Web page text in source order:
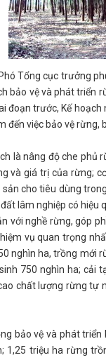
Tổng cục trưởng
bảo vệ và phát
đoạn trước, Kế
đến việc bảo vệ rừng,
là nâng độ che phủ
và giá trị của rừng;
sản cho tiêu dùng
lâm nghiệp có hiệu
với nghề rừng, góp
vụ quan trọng
nghìn ha, trồng mới
750 nghìn ha; cải
chất lượng rừng tự
bảo vệ và phát
1,25 triệu ha rừng